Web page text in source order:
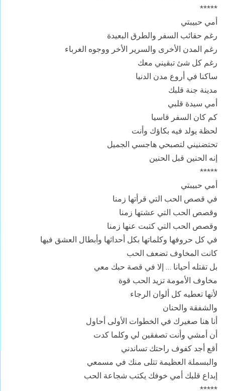
*****
أمي حبيبتي
رغم حقائب السفر والطرق البعيدة
رغم المدن الأخرى والسرير الأخر ووجوه الغرباء
رغم كل شئ تبقيني معك
ساكنا في أروع مدن الدنيا
مدينة جنة قلبك
أمي سيدة قلبي
كم كان السفر قاسيا
لحظة يولد فيه بكاؤك وأنت
تحتضنيني لتصبحي هاجسي الجميل
إنه الحنين قبل الحنين
*****
أمي حبيبتي
في قصص الحب التي قرأتها زمنا
وقصص الحب التي عشتها زمنا
وقصص الحب التي كتبت عنها زمنا
في كل حروفها وكلماتها بكل أحداثها وأبطال العشق فيها
كانت المخاوف تضعف الحب
بل تقتله أحيانا … إلا في قصة حبك معي
مخاوف الأمومة تزيد الحب قوة
لأنها تعطيه كل ألوان الرجاء
والشفقة والحنان
أنا هنا صغيرك في الخطوات الأولى أحاول
أن أمشي وأنت تصفقين لي وكلما كدت
أقع أجد كفوف راحتك تساندني
والبسملة العظيمة تتلى منك في مسمعي
إبداع قلبك أمي خوفك يكتب شجاعة الحب
*****